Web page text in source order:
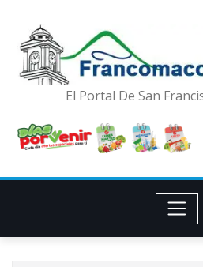
El Portal De San